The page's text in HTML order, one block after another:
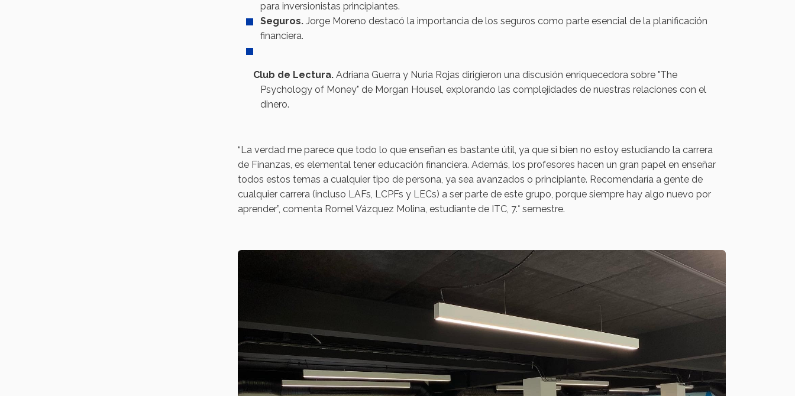
para inversionistas principiantes.
Seguros. Jorge Moreno destacó la importancia de los seguros como parte esencial de la planificación
financiera.
Club de Lectura. Adriana Guerra y Nuria Rojas dirigieron una discusión enriquecedora sobre "The
Psychology of Money" de Morgan Housel, explorando las complejidades de nuestras relaciones con el
dinero.
“La verdad me parece que todo lo que enseñan es bastante útil, ya que si bien no estoy estudiando la carrera
de Finanzas, es elemental tener educación financiera. Además, los profesores hacen un gran papel en enseñar
todos estos temas a cualquier tipo de persona, ya sea avanzados o principiante. Recomendaría a gente de
cualquier carrera (incluso LAFs, LCPFs y LECs) a ser parte de este grupo, porque siempre hay algo nuevo por
aprender”, comenta Romel Vázquez Molina, estudiante de ITC, 7.° semestre.